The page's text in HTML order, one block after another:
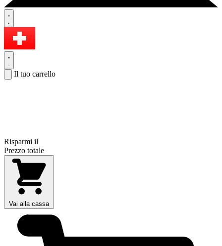
Il tuo carrello
Risparmi il
Prezzo totale
Vai alla cassa